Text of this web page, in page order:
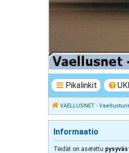
Pikalinkit
VAELLUSNET -
Informaatio
Teidät on asetettu